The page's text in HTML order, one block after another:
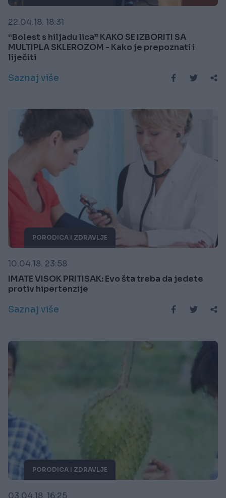
22.04.18. 18:31
“Bolest s hiljadu lica” KAKO SE IZBORITI SA
MULTIPLA SKLEROZOM - Kako je prepoznati i
liječiti
Saznaj više
PORODICA I ZDRAVLJE
10.04.18. 23:58
IMATE VISOK PRITISAK: Evo šta treba da jedete
protiv hipertenzije
Saznaj više
PORODICA I ZDRAVLJE
03.04.18. 16:25